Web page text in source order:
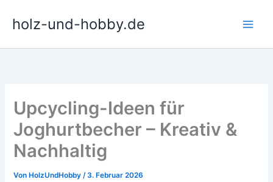
Inhaltholz-und-hobby.de
Upcycling-Ideen für
Joghurtbecher – Kreativ &
Nachhaltig
Von HolzUndHobby/3. Februar 2026